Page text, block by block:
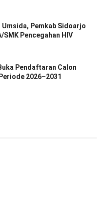
Umsida, Pemkab Sidoarjo
SMK Pencegahan HIV
Pendaftaran Calon
2026–2031